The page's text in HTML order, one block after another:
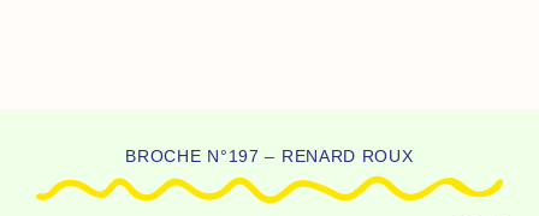
BROCHE N°197 – RENARD ROUX